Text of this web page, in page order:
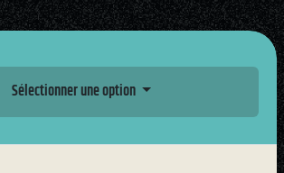
Sélectionner une option